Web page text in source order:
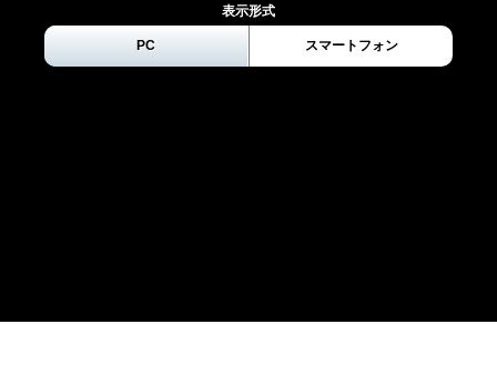
表示形式
PC スマートフォン